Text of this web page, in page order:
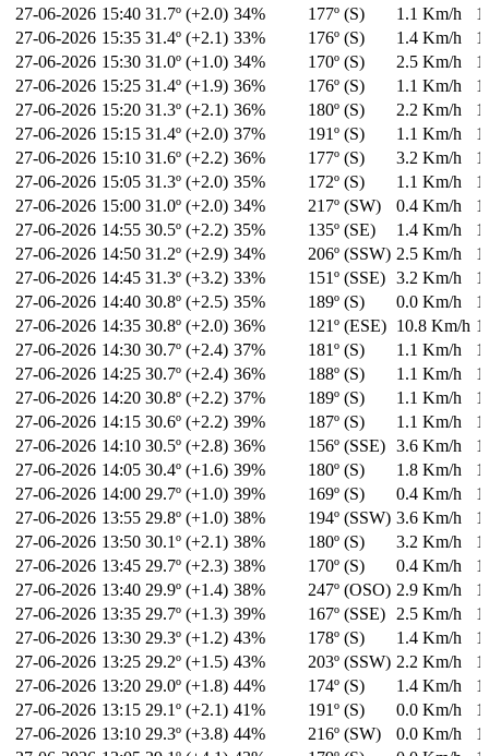
27-06-2026 15:40 31.7º (+2.0) 34% 177º (S) 1.1 Km/h
27-06-2026 15:35 31.4º (+2.1) 33% 176º (S) 1.4 Km/h
27-06-2026 15:30 31.0º (+1.0) 34% 170º (S) 2.5 Km/h
27-06-2026 15:25 31.4º (+1.9) 36% 176º (S) 1.1 Km/h
27-06-2026 15:20 31.3º (+2.1) 36% 180º (S) 2.2 Km/h
27-06-2026 15:15 31.4º (+2.0) 37% 191º (S) 1.1 Km/h
27-06-2026 15:10 31.6º (+2.2) 36% 177º (S) 3.2 Km/h
27-06-2026 15:05 31.3º (+2.0) 35% 172º (S) 1.1 Km/h
27-06-2026 15:00 31.0º (+2.0) 34% 217º (SW) 0.4 Km/h
27-06-2026 14:55 30.5º (+2.2) 35% 135º (SE) 1.4 Km/h
27-06-2026 14:50 31.2º (+2.9) 34% 206º (SSW) 2.5 Km/h
27-06-2026 14:45 31.3º (+3.2) 33% 151º (SSE) 3.2 Km/h
27-06-2026 14:40 30.8º (+2.5) 35% 189º (S) 0.0 Km/h
27-06-2026 14:35 30.8º (+2.0) 36% 121º (ESE) 10.8 Km/h
27-06-2026 14:30 30.7º (+2.4) 37% 181º (S) 1.1 Km/h
27-06-2026 14:25 30.7º (+2.4) 36% 188º (S) 1.1 Km/h
27-06-2026 14:20 30.8º (+2.2) 37% 189º (S) 1.1 Km/h
27-06-2026 14:15 30.6º (+2.2) 39% 187º (S) 1.1 Km/h
27-06-2026 14:10 30.5º (+2.8) 36% 156º (SSE) 3.6 Km/h
27-06-2026 14:05 30.4º (+1.6) 39% 180º (S) 1.8 Km/h
27-06-2026 14:00 29.7º (+1.0) 39% 169º (S) 0.4 Km/h
27-06-2026 13:55 29.8º (+1.0) 38% 194º (SSW) 3.6 Km/h
27-06-2026 13:50 30.1º (+2.1) 38% 180º (S) 3.2 Km/h
27-06-2026 13:45 29.7º (+2.3) 38% 170º (S) 0.4 Km/h
27-06-2026 13:40 29.9º (+1.4) 38% 247º (OSO) 2.9 Km/h
27-06-2026 13:35 29.7º (+1.3) 39% 167º (SSE) 2.5 Km/h
27-06-2026 13:30 29.3º (+1.2) 43% 178º (S) 1.4 Km/h
27-06-2026 13:25 29.2º (+1.5) 43% 203º (SSW) 2.2 Km/h
27-06-2026 13:20 29.0º (+1.8) 44% 174º (S) 1.4 Km/h
27-06-2026 13:15 29.1º (+2.1) 41% 191º (S) 0.0 Km/h
27-06-2026 13:10 29.3º (+3.8) 44% 216º (SW) 0.0 Km/h